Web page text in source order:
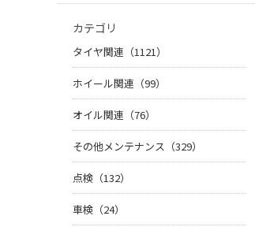
カテゴリ
タイヤ関連（1121）
ホイール関連（99）
オイル関連（76）
その他メンテナンス（329）
点検（132）
車検（24）